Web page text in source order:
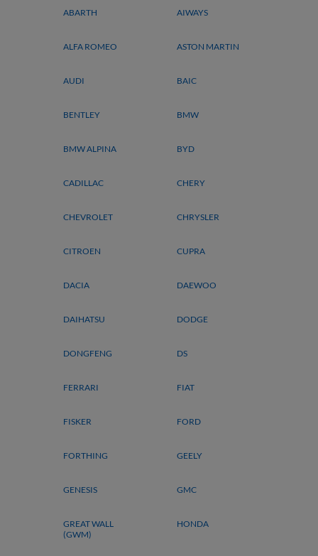
ABARTH AIWAYS
ALFA ROMEO ASTON MARTIN
AUDI BAIC
BENTLEY BMW
BMW ALPINA BYD
CADILLAC CHERY
CHEVROLET CHRYSLER
CITROEN CUPRA
DACIA DAEWOO
DAIHATSU DODGE
DONGFENG DS
FERRARI FIAT
FISKER FORD
FORTHING GEELY
GENESIS GMC
GREAT WALL
(GWM)
HONDA